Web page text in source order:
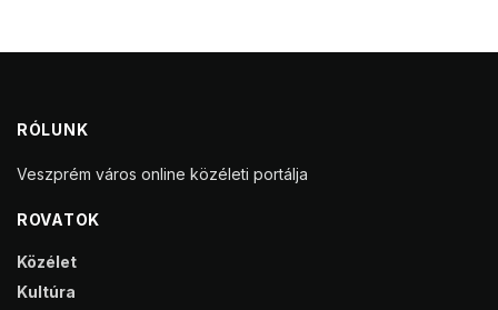
RÓLUNK
Veszprém város online közéleti portálja
ROVATOK
Közélet
Kultúra